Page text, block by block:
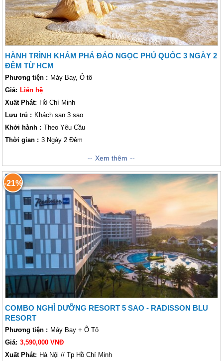
HÀNH TRÌNH KHÁM PHÁ ĐẢO NGỌC PHÚ QUỐC 3 NGÀY 2
ĐÊM TỪ HCM
Phương tiện : Máy Bay, Ô tô
Giá: Liên hệ
Xuất Phát: Hồ Chí Minh
Lưu trú : Khách sạn 3 sao
Khởi hành : Theo Yêu Cầu
Thời gian : 3 Ngày 2 Đêm
Thường được người Việt Nam gọi với cái tên 'đảo Ngọc', đảo này là một
trong những hòn đảo đẹp nhất Việt Nam . không hổ danh là nơi lý tưởng
nhất để bạn thoát khỏi cuộc sống nhộn nhịp của thành phố. Không nơi
nào khác ngoài nơi đây bạn có thể tìm thấy sự kết hợp hoàn hảo giữa
hiện đại và yên bình. Vietsense Travel sẽ đồng hành cùng các bạn
đến với lộ trình 3 ngày 2 đêm từ thành phố Hồ Chí Minh sẽ đưa quý
khách đến với một vùng biển đảo đẹp và ấn tượng nổi tiếng bậc nhất
Việt Nam. Đến với nơi đây, Lữ khách sẽ được nghỉ dưỡng tại những bãi
biển trong xanh cát trắng nắng vàng tuyệt đẹp, được thưởng thức thủy
hải sản tươi ngon với giá cả phải chăng và hơn hết, hàng loạt những trải
nghiệm thú vị như lặn biển ngắm san hô hay ra khơi câu mực cùng ngư
dân sẽ để lại những ấn tượng khó phai trong tâm trí của khách thăm
quan.
Xem thêm
-21%
COMBO NGHỈ DƯỠNG RESORT 5 SAO - RADISSON BLU
RESORT
Phương tiện : Máy Bay + Ô Tô
Giá: 3,590,000 VNĐ
Xuất Phát: Hà Nội // Tp Hồ Chí Minh